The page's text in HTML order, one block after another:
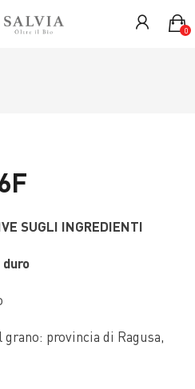
0
SUGLI INGREDIENTI
provincia di Ragusa,